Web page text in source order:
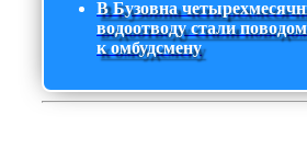
В Бузовна
водоотводу стали
к омбудсмену